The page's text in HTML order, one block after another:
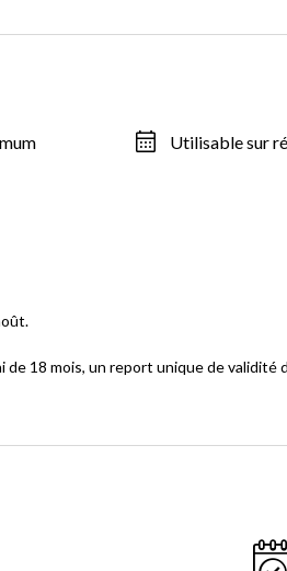
Utilisable sur
18 mois, un report unique de validité